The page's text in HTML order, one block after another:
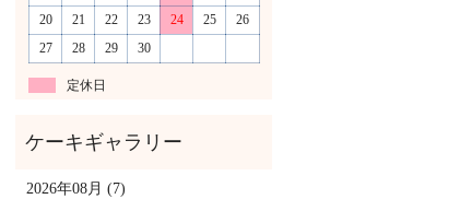
20
21 22 23 24 25
26
27
28 29 30
定休日
2026年08月 (7)